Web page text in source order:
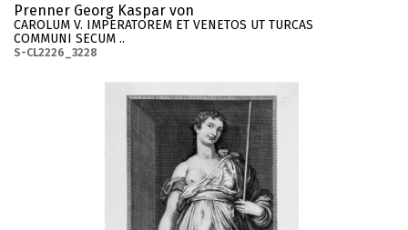
Prenner Georg Kaspar von
CAROLUM V. IMPERATOREM ET VENETOS UT TURCAS
COMMUNI SECUM ..
S-CL2226_3228